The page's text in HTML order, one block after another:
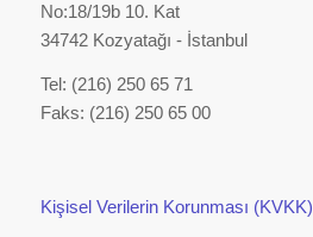
No:18/19b 10. Kat
34742 Kozyatağı - İstanbul
Tel: (216) 250 65 71
Faks: (216) 250 65 00
Kişisel Verilerin Korunması (KVKK)